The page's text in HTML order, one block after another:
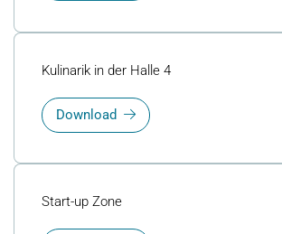
Kulinarik in der Halle 4
Download
Start-up Zone